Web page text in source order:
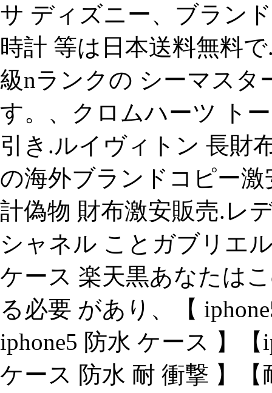
サ ディズニー、ブラン
時計 等は日本送料無料
級nランクの シーマスタ
す。、クロムハーツ ト
引き.ルイヴィトン 長財
の海外ブランドコピー
計偽物 財布激安販売.レ
シャネル ことガブリエ
ケース 楽天黒あなたは
る必要 があり、【
iphone5 防水 ケース 】
ケース 防水 耐 衝撃 】【